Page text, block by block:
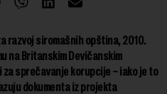
razvoj siromašnih opština, 2010.
na Britanskim Devičanskim
sprečavanje korupcije – iako je to
dokumenta iz projekta